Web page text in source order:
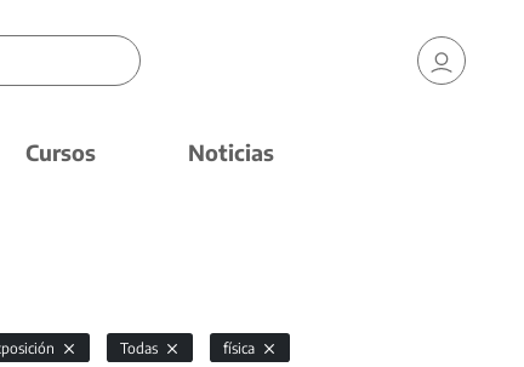
Cursos Noticias
Todas física